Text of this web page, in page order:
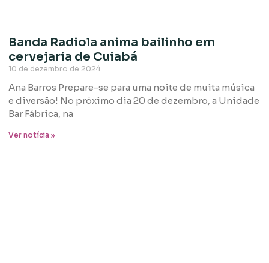
Banda Radiola anima bailinho em
cervejaria de Cuiabá
10 de dezembro de 2024
Ana Barros Prepare-se para uma noite de muita música
e diversão! No próximo dia 20 de dezembro, a Unidade
Bar Fábrica, na
Ver notícia »